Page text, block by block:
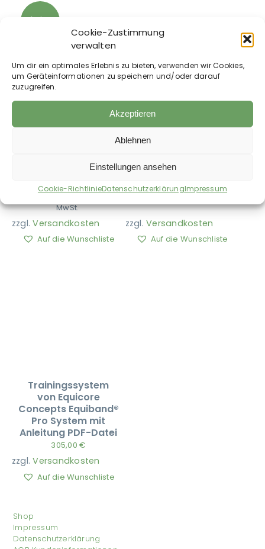
Cookie-Zustimmung
verwalten
Um dir ein optimales Erlebnis zu bieten, verwenden wir Cookies,
um Geräteinformationen zu speichern und/oder darauf
zuzugreifen.
Akzeptieren
Ablehnen
Einstellungen ansehen
Cookie-RichtlinieDatenschutzerklärungImpressum
Aktion!
Pro System mit
610,00€ Ursprünglicher
Preis
war:
610,00 €
570,00€Aktueller
Preis
ist:
570,00 €.
inkl.
MwSt.
zzgl.Versandkosten
Auf die Wunschliste
Trainingssystem
von Equicore
Concepts Equiband®
mit Anleitung PDF-
305,00€inkl. MwSt.
zzgl.Versandkosten
Auf die Wunschliste
Trainingssystem
von Equicore
Concepts Equiband®
Pro System mit
Anleitung PDF-Datei
305,00€
zzgl.Versandkosten
Auf die Wunschliste
Shop
Impressum
Datenschutzerklärung